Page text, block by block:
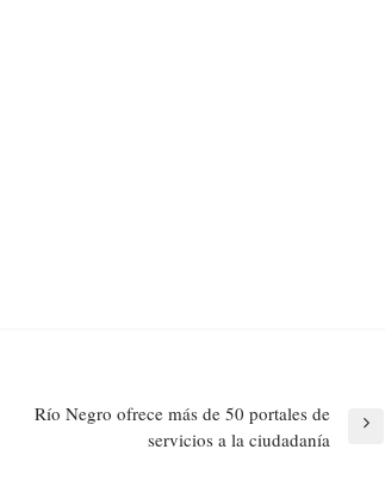
Río Negro ofrece más de 50 portales de
servicios a la ciudadanía